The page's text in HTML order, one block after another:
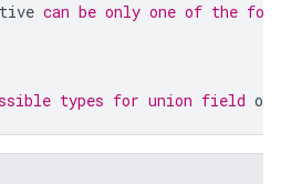
can be only one of the
types for union field